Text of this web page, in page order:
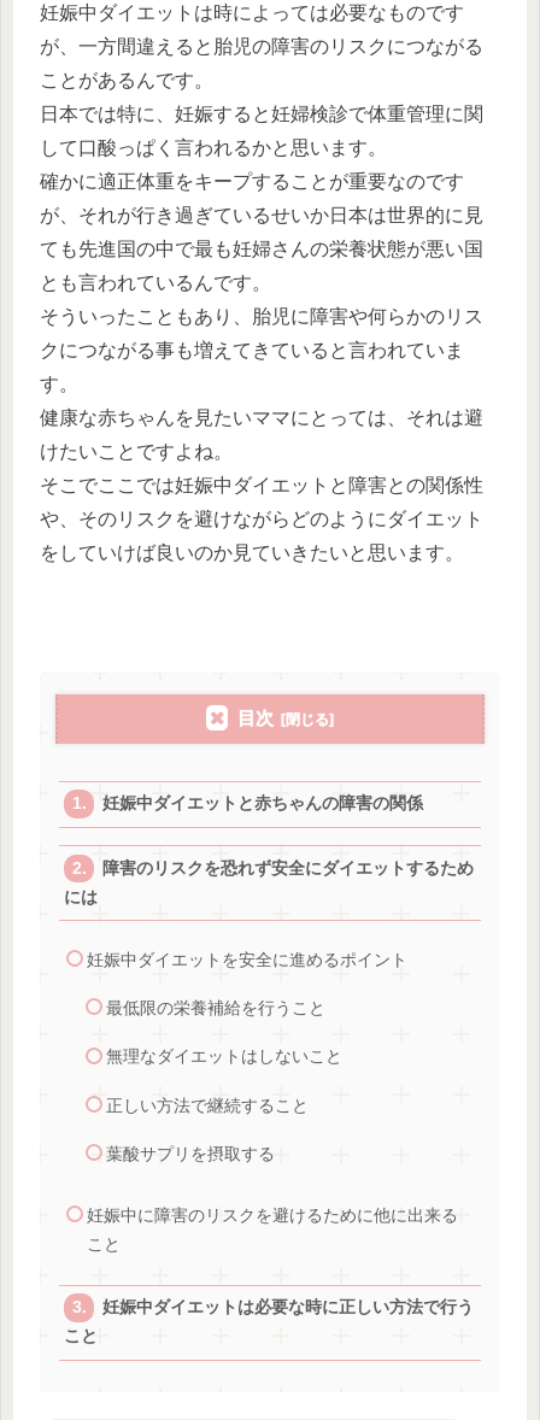
妊娠中ダイエットは時によっては必要なものです
が、一方間違えると胎児の障害のリスクにつながる
ことがあるんです。
日本では特に、妊娠すると妊婦検診で体重管理に関
して口酸っぱく言われるかと思います。
確かに適正体重をキープすることが重要なのです
が、それが行き過ぎているせいか日本は世界的に見
ても先進国の中で最も妊婦さんの栄養状態が悪い国
とも言われているんです。
そういったこともあり、胎児に障害や何らかのリス
クにつながる事も増えてきていると言われていま
す。
健康な赤ちゃんを見たいママにとっては、それは避
けたいことですよね。
そこでここでは妊娠中ダイエットと障害との関係性
や、そのリスクを避けながらどのようにダイエット
をしていけば良いのか見ていきたいと思います。
目次
妊娠中ダイエットと赤ちゃんの障害の関係
障害のリスクを恐れず安全にダイエットするため
には
妊娠中ダイエットを安全に進めるポイント
最低限の栄養補給を行うこと
無理なダイエットはしないこと
正しい方法で継続すること
葉酸サプリを摂取する
妊娠中に障害のリスクを避けるために他に出来る
こと
妊娠中ダイエットは必要な時に正しい方法で行う
こと